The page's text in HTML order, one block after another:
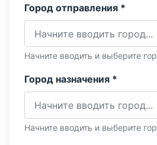
Город отправления *
Начните вводить и выберите
Город назначения *
Начните вводить и выберите